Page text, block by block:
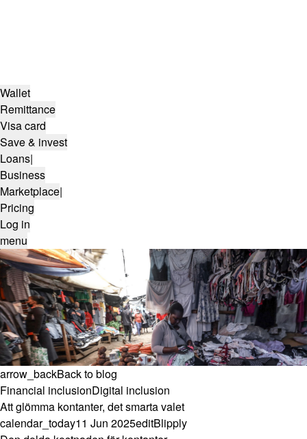
Wallet
Remittance
Visa card
Save & invest
Loans|
Business
Marketplace|
Pricing
Log in
menu
arrow_backBack to blog
Financial inclusionDigital inclusion
Att glömma kontanter, det smarta valet
calendar_today11 Jun 2025editBlipply